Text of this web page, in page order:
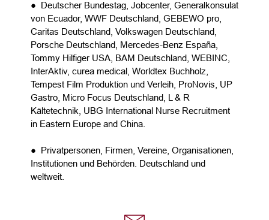
● Deutscher Bundestag, Jobcenter, Generalkonsulat
von Ecuador, WWF Deutschland, GEBEWO pro,
Caritas Deutschland, Volkswagen Deutschland,
Porsche Deutschland, Mercedes-Benz España,
Tommy Hilfiger USA, BAM Deutschland, WEBINC,
InterAktiv, curea medical, Worldtex Buchholz,
Tempest Film Produktion und Verleih, ProNovis, UP
Gastro, Micro Focus Deutschland, L & R
Kältetechnik, UBG International Nurse Recruitment
in Eastern Europe and China.
● Privatpersonen, Firmen, Vereine, Organisationen,
Institutionen und Behörden. Deutschland und
weltweit.